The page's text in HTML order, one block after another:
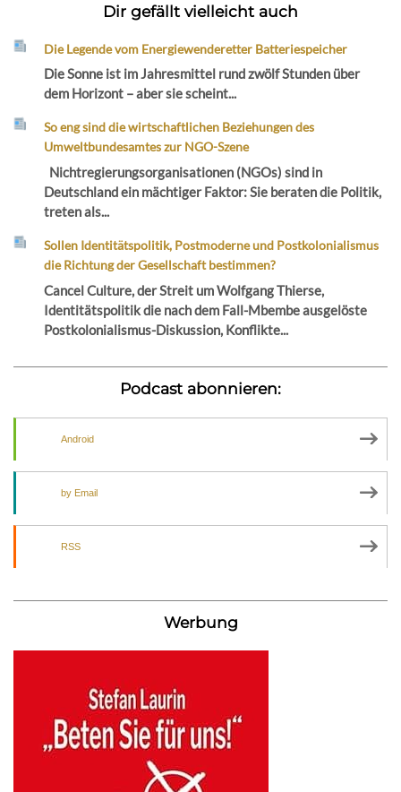
Dir gefällt vielleicht auch
Die Legende vom Energiewenderetter Batteriespeicher
Die Sonne ist im Jahresmittel rund zwölf Stunden über
dem Horizont – aber sie scheint...
So eng sind die wirtschaftlichen Beziehungen des
Umweltbundesamtes zur NGO-Szene
Nichtregierungsorganisationen (NGOs) sind in
Deutschland ein mächtiger Faktor: Sie beraten die Politik,
treten als...
Sollen Identitätspolitik, Postmoderne und Postkolonialismus
die Richtung der Gesellschaft bestimmen?
Cancel Culture, der Streit um Wolfgang Thierse,
Identitätspolitik die nach dem Fall-Mbembe ausgelöste
Postkolonialismus-Diskussion, Konflikte...
Podcast abonnieren:
Android
by Email
RSS
Werbung